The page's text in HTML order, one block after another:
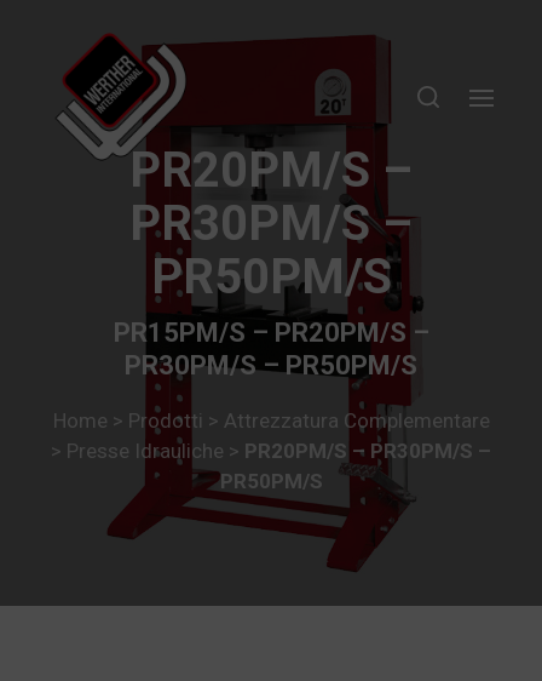
PR20PM/S –
PR30PM/S –
PR50PM/S
PR15PM/S – PR20PM/S –
PR30PM/S – PR50PM/S
Home > Prodotti > Attrezzatura Complementare
> Presse Idrauliche > PR20PM/S – PR30PM/S –
PR50PM/S